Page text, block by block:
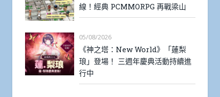
線！經典 PCMMORPG 再戰梁山
05/08/2026
《神之塔：New World》「蓮梨
琅」登場！ 三週年慶典活動持續進
行中